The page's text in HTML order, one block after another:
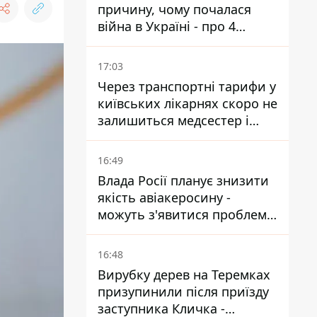
причину, чому почалася
війна в Україні - про 4
позиції не йдеться
17:03
Через транспортні тарифи у
київських лікарнях скоро не
залишиться медсестер і
санітарок - професор
Голубовська
16:49
Влада Росії планує знизити
якість авіакеросину -
можуть з'явитися проблеми
з літаками до Якутії
16:48
Вирубку дерев на Теремках
призупинили після приїзду
заступника Кличка -